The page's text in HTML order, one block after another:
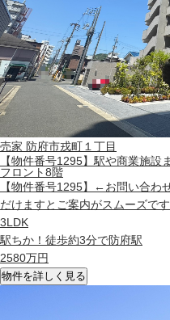
売家 防府市戎町１丁目
【物件番号1295】駅や商業施
フロント8階
【物件番号1295】←お問い合わ
だけますとご案内がスムーズで
3LDK
駅ちか！徒歩約3分で防府駅
2580万円
物件を詳しく見る